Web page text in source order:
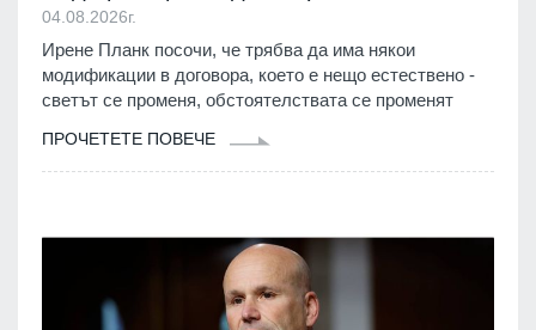
04.08.2026г.
Ирене Планк посочи, че трябва да има някои
модификации в договора, което е нещо естествено -
светът се променя, обстоятелствата се променят
ПРОЧЕТЕТЕ ПОВЕЧЕ